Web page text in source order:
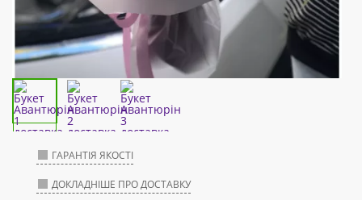
ГАРАНТІЯ ЯКОСТІ
ДОКЛАДНІШЕ ПРО ДОСТАВКУ